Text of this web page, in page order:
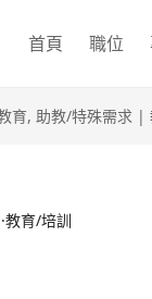
首頁 職位
育, 助教/特殊需求 |
教育/培訓